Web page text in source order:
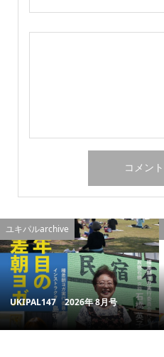
ユキパルarchive
UKIPAL147 2026年 8月号